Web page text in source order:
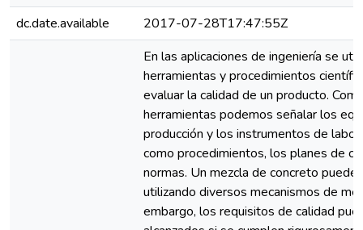
dc.date.available
2017-07-28T17:47:55Z
En las aplicaciones de ingeniería se
herramientas y procedimientos
evaluar la calidad de un producto.
herramientas podemos señalar los
producción y los instrumentos de
como procedimientos, los planes de
normas. Un mezcla de concreto puede
utilizando diversos mecanismos de
embargo, los requisitos de calidad